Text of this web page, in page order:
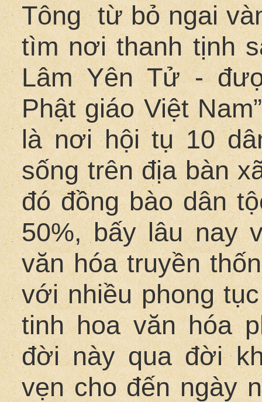
Tông từ bỏ ngai
tìm nơi thanh tịnh
Lâm Yên Tử -
Phật giáo Việt
là nơi hội tụ 10
sống trên địa bàn
đó đồng bào dân
50%, bấy lâu nay
văn hóa truyền
với nhiều phong
tinh hoa văn hóa
đời này qua đời
vẹn cho đến ngày